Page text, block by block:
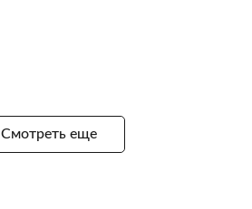
Смотреть еще